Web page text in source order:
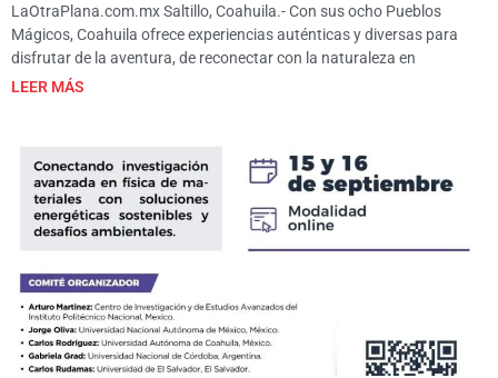
LaOtraPlana.com.mx Saltillo, Coahuila.- Con sus ocho Pueblos
Mágicos, Coahuila ofrece experiencias auténticas y diversas para
disfrutar de la aventura, de reconectar con la naturaleza en
LEER MÁS